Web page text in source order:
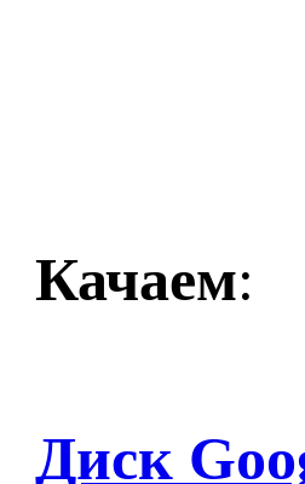
Качаем:
Диск